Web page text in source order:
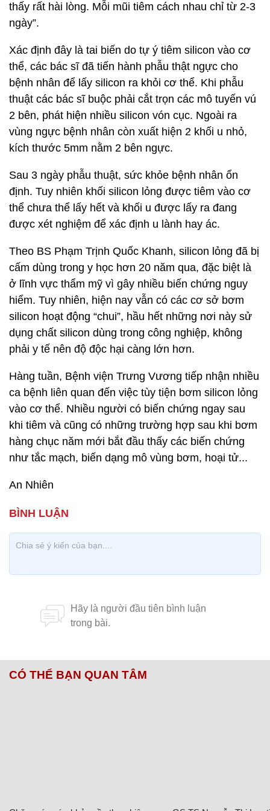
thấy rất hài lòng. Mỗi mũi tiêm cách nhau chỉ từ 2-3
ngày”.
Xác định đây là tai biến do tự ý tiêm silicon vào cơ
thể, các bác sĩ đã tiến hành phẫu thật ngực cho
bệnh nhân để lấy silicon ra khỏi cơ thể. Khi phẫu
thuật các bác sĩ buộc phải cắt trọn các mô tuyến vú
2 bên, phát hiện nhiều silicon vón cục. Ngoài ra
vùng ngực bệnh nhân còn xuất hiện 2 khối u nhỏ,
kích thước 5mm nằm 2 bên ngực.
Sau 3 ngày phẫu thuật, sức khỏe bệnh nhân ổn
định. Tuy nhiên khối silicon lỏng được tiêm vào cơ
thể chưa thể lấy hết và khối u được lấy ra đang
được xét nghiệm để xác định u lành hay ác.
Theo BS Phạm Trịnh Quốc Khanh, silicon lỏng đã bị
cấm dùng trong y học hơn 20 năm qua, đặc biệt là
ở lĩnh vực thẩm mỹ vì gây nhiều biến chứng nguy
hiểm. Tuy nhiên, hiện nay vẫn có các cơ sở bơm
silicon hoạt động “chui”, hầu hết những nơi này sử
dụng chất silicon dùng trong công nghiệp, không
phải y tế nên độ độc hại càng lớn hơn.
Hàng tuần, Bệnh viện Trưng Vương tiếp nhận nhiều
ca bệnh liên quan đến việc tùy tiện bơm silicon lỏng
vào cơ thể. Nhiều người có biến chứng ngay sau
khi tiêm và cũng có những trường hợp sau khi bơm
hàng chục năm mới bắt đầu thấy các biến chứng
như tắc mạch, biến dạng mô vùng bơm, hoại tử...
An Nhiên
CÓ THỂ BẠN QUAN TÂM